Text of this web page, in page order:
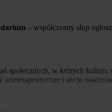
– współczeany słup
społecznych, w których
arteterapeutyczne i akcje